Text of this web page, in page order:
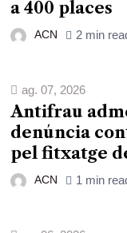
a 400 places
ACN 2 min
ag. 07, 2026
Antifrau
denúncia
pel fitxatge
ACN 1 min